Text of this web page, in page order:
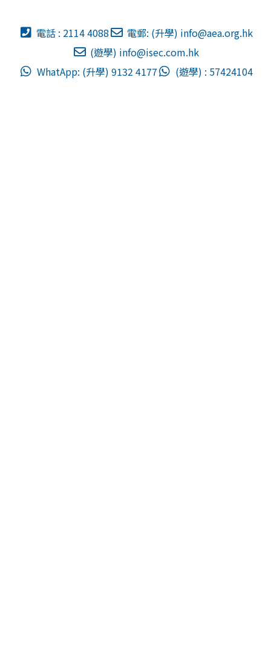
電話 : 2114 4088 電郵: (升學) info@aea.org.hk
(遊學) info@isec.com.hk
WhatApp: (升學) 9132 4177
(遊學) : 57424104